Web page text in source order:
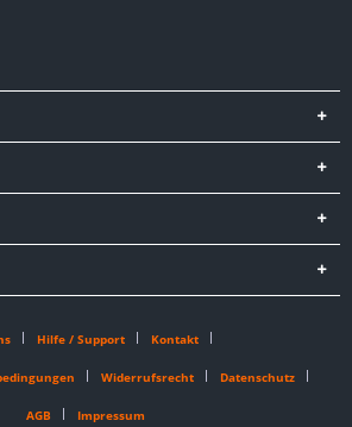
Hilfe / Support Kontakt
Widerrufsrecht Datenschutz
AGB Impressum